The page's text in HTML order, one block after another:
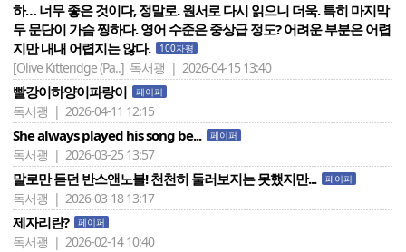
하… 너무 좋은 것이다, 정말로. 원서로 다시 읽으니 더욱. 특히 마지막
두 문단이 가슴 찡하다. 영어 수준은 중상급 정도? 어려운 부분은 어렵
지만 내내 어렵지는 않다.
100자평
[Olive Kitteridge (Pa..] 독서괭 | 2026-04-15 13:40
빨강이하양이파랑이 페이퍼
독서괭 | 2026-04-11 12:15
She always played his song be... 페이퍼
독서괭 | 2026-03-25 13:57
말로만 듣던 반스앤노블! 천천히 둘러보지는 못했지만... 페이퍼
독서괭 | 2026-03-18 13:17
제자리란? 페이퍼
독서괭 | 2026-02-14 10:40